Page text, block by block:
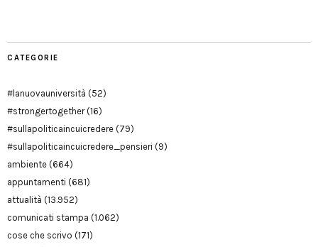
CATEGORIE
#lanuovauniversità (52)
#strongertogether(16)
#sullapoliticaincuicredere (79)
#sullapoliticaincuicredere_pensieri (9)
ambiente (664)
appuntamenti (681)
attualità (13.952)
comunicati stampa (1.062)
cose che scrivo (171)